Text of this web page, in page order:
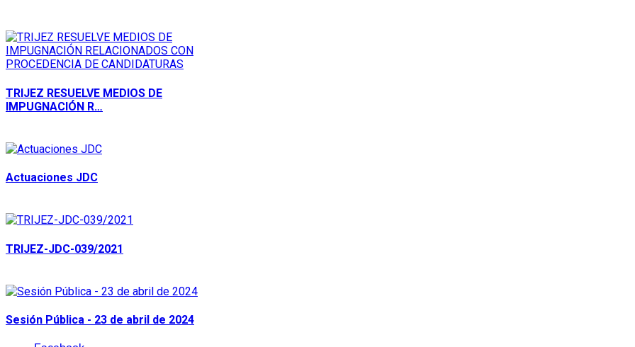
TRIJEZ RESUELVE MEDIOS DE
IMPUGNACIÓN R…
Actuaciones JDC
TRIJEZ-JDC-039/2021
Sesión Pública - 23 de abril de 2024